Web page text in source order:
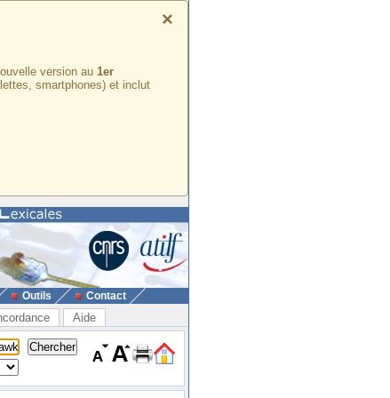
×
version au 1er
smartphones) et inclut
Outils Contact
Aide